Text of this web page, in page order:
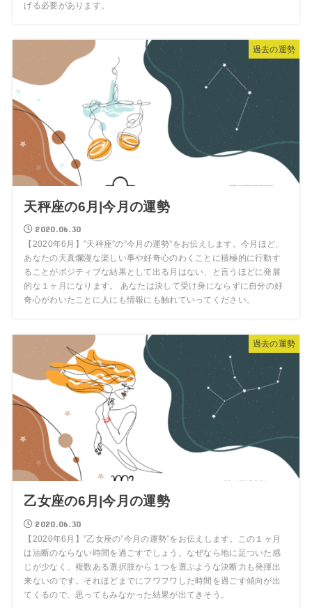
げる必要があります。
過去の運勢
天秤座の6月|今月の運勢
2020.06.30
【2020年6月】”天秤座”の”今月の運勢”をお伝えします。今月ほど、
あなたの天真爛漫な楽しい事や好奇心のわくことに積極的に行動す
ることがポジティブな結果として出る月はない、と言うほどに発展
的な１ヶ月になります。 あなたは決して受け身にならずに自分の好
奇心がわいたことに人にも情報にも触れていってください。
過去の運勢
乙女座の6月|今月の運勢
2020.06.30
【2020年6月】”乙女座の”今月の運勢”をお伝えします。この１ヶ月
は油断のならない時間を過ごすでしょう。なぜなら地に足ついた感
じが少なく、複数ある選択肢から１つを選ぶような決断力も発揮出
来ないのです。それほどまでにフワフワした時間を過ごす傾向が出
てくるので、思ってもみなかった結果が出てきそう。